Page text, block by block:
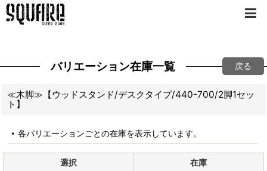
バリエーション在庫一覧 戻る
≪木脚≫【ウッドスタンド/デスクタイプ/440-700/2脚1セッ
ト】
各バリエーションごとの在庫を表示しています。
選択
在庫